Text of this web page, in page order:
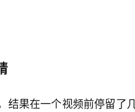
结果在一个视频前停留了